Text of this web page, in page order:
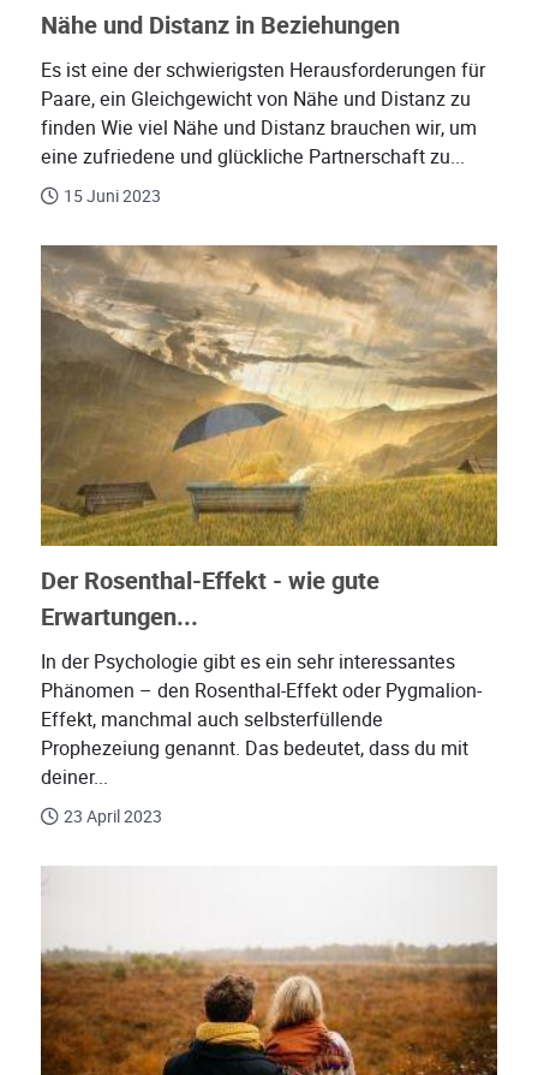
Nähe und Distanz in Beziehungen
Es ist eine der schwierigsten Herausforderungen für
Paare, ein Gleichgewicht von Nähe und Distanz zu
finden Wie viel Nähe und Distanz brauchen wir, um
eine zufriedene und glückliche Partnerschaft zu...
15 Juni 2023
Der Rosenthal-Effekt - wie gute
Erwartungen...
In der Psychologie gibt es ein sehr interessantes
Phänomen – den Rosenthal-Effekt oder Pygmalion-
Effekt, manchmal auch selbsterfüllende
Prophezeiung genannt. Das bedeutet, dass du mit
deiner...
23 April 2023